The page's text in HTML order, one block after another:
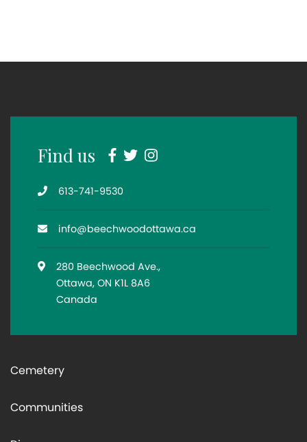
Find us Facebook
TwitterInstagram
Telephone
613-741-9530
Email
info@beechwoodottawa.ca
Location
280 Beechwood Ave.,
Ottawa, ON K1L 8A6
Canada
Cemetery
Communities